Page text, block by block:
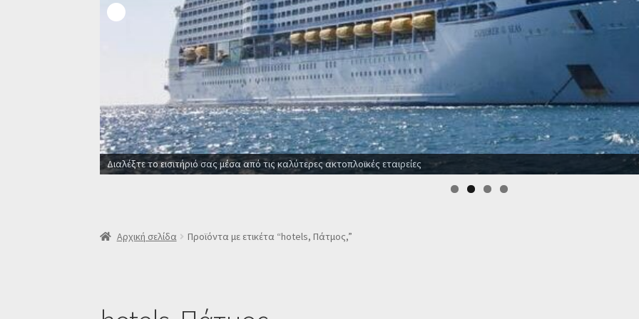
Διαλέξτε το εισιτήριό σας μέσα από τις καλύτερες ακτοπλοϊκές εταιρείες
Αρχική σελίδα Προϊόντα με ετικέτα “hotels, Πάτμος,”